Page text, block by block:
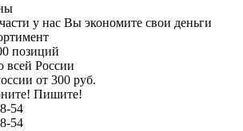
у нас Вы экономите свои деньги
позиций
всей России
от 300 руб.
Пишите!
54
54